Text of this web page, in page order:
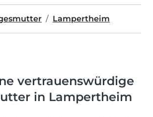
Lampertheim
vertrauenswürdige
in Lampertheim